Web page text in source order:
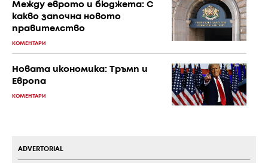
Между еврото и бюджета: С
какво започна новото
правителство
КОМЕНТАРИ
Новата икономика: Тръмп и
Европа
КОМЕНТАРИ
ADVERTORIAL